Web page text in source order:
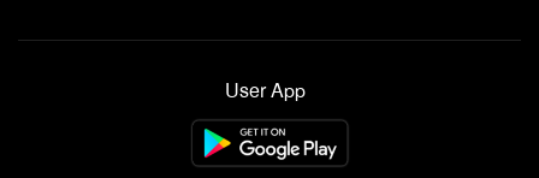
User App